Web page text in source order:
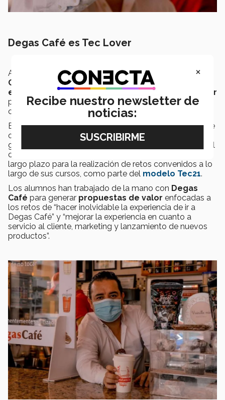
Degas Café es Tec Lover
Además de su labor por impulsar la cultura,
Degas
Café
también ha sido partidario deldesarrollo
educativo
con su participación comosocio formador
para los alumnos del área de NegociosdelTecen
campus
En elTecse define asocio formadorcomo un agente
o entidad del sector manufacturero o de servicios, de
gobierno, la sociedad civil o grupos comunitarios, con el
cual el
largo plazo para la realización de retos convenidos a lo
largo de sus cursos, como parte del modelo Tec21.
Los alumnos han trabajado de la mano con Degas
Café para generar propuestas de valor enfocadas a
los retos de “hacer inolvidable la experiencia de ir a
Degas Café” y “mejorar la experiencia en cuanto a
servicio al cliente, marketing y lanzamiento de nuevos
productos”.
×
Recibe nuestro newsletter de
noticias: